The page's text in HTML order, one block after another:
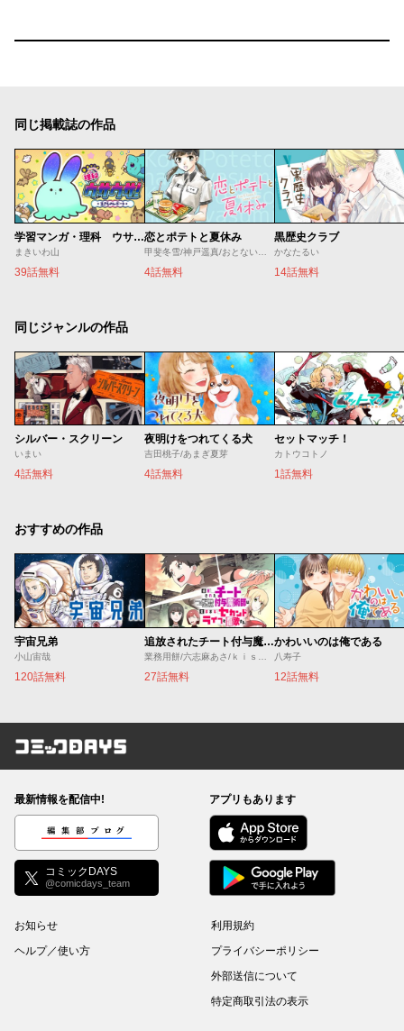
同じ掲載誌の作品
学習マンガ・理科 ウサウサ！
まきいわ山
39話無料
恋とポテトと夏休み
4話無料
黒歴史クラブ
かなたるい
14話無料
同じジャンルの作品
シルバー・スクリーン
いまい
4話無料
夜明けをつれてくる犬
吉田桃子/あまぎ夏芽
4話無料
セットマッチ！
カトウコトノ
1話無料
おすすめの作品
宇宙兄弟
小山宙哉
120話無料
追放されたチート付与魔術師は気ままなセカンドライフを謳歌する。 ～俺は武器だけじゃなく、あらゆるものに『強化ポイント』を付与できるし、俺の意思でいつでも効果を解除できるけど、残った人たち大丈夫？～
業務用餅/六志麻あさ/ｋｉｓｕｉ
27話無料
かわいいのは俺である
八寿子
12話無料
コミックDAYS
最新情報を配信中!
編集部ブログ
コミックDAYS
@comicdays_team
アプリもあります
お知らせ
ヘルプ／使い方
利用規約
プライバシーポリシー
外部送信について
特定商取引法の表示